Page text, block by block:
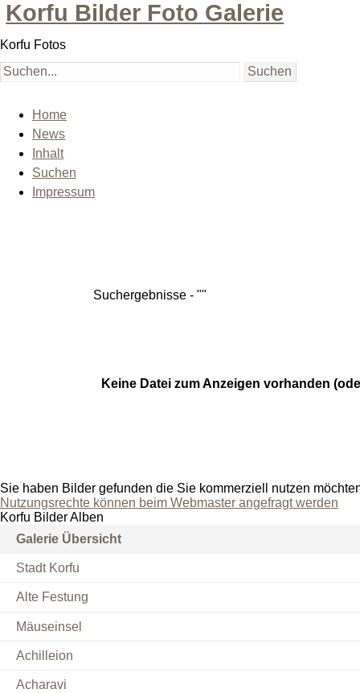
Korfu Bilder Foto Galerie
Korfu Fotos
Home
News
Inhalt
Suchen
Impressum
Suchergebnisse - ""
Keine Datei zum Anzeigen vorhanden
Sie haben Bilder gefunden die Sie kommerziell nutzen
Nutzungsrechte können beim Webmaster angefragt werden
Korfu Bilder Alben
Galerie Übersicht
Stadt Korfu
Alte Festung
Mäuseinsel
Achilleion
Acharavi